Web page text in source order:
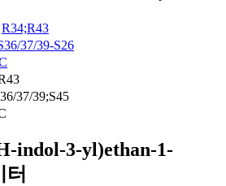
R34;R43
37/39-S26
37/39;S45
indol-3-yl)ethan-1-
터